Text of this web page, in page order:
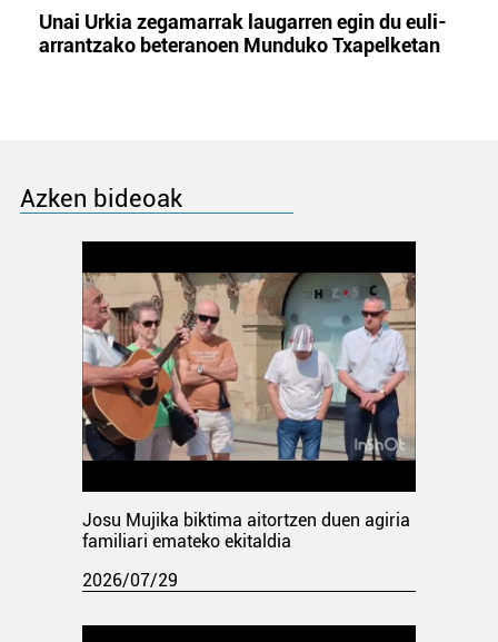
Unai Urkia zegamarrak laugarren egin du euli-
arrantzako beteranoen Munduko Txapelketan
Azken bideoak
Josu Mujika biktima aitortzen duen agiria
familiari emateko ekitaldia
2026/07/29